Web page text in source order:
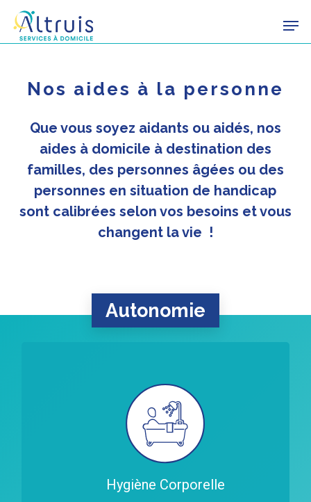
Skip
Nos aides à la personne
Que vous soyez aidants ou aidés, nos
aides à domicile à destination des
familles, des personnes âgées ou des
personnes en situation de handicap
sont calibrées selon vos besoins et vous
changent la vie !
Autonomie
Hygiène Corporelle